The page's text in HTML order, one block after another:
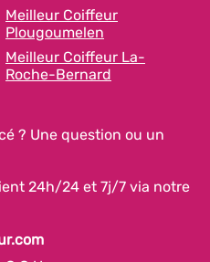
Meilleur Coiffeur
Plougoumelen
Meilleur Coiffeur La-
Roche-Bernard
? Une question ou un
24h/24 et 7j/7 via notre